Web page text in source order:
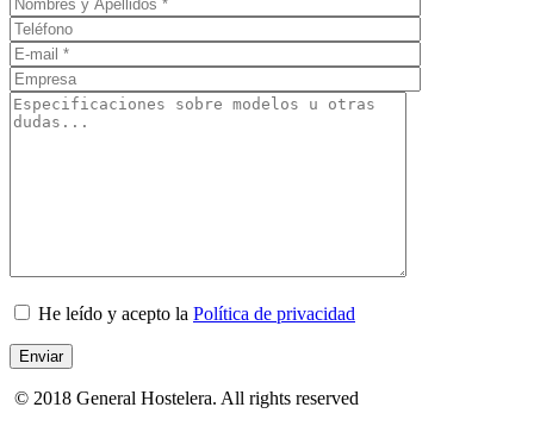
He leído y acepto la Política de privacidad
© 2018 General Hostelera. All rights reserved